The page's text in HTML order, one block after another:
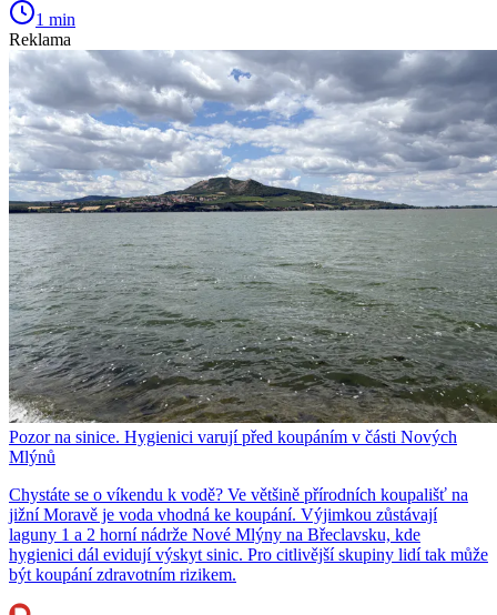
1 min
Reklama
Pozor na sinice. Hygienici varují před koupáním v části Nových
Mlýnů
Chystáte se o víkendu k vodě? Ve většině přírodních koupališť na
jižní Moravě je voda vhodná ke koupání. Výjimkou zůstávají
laguny 1 a 2 horní nádrže Nové Mlýny na Břeclavsku, kde
hygienici dál evidují výskyt sinic. Pro citlivější skupiny lidí tak může
být koupání zdravotním rizikem.